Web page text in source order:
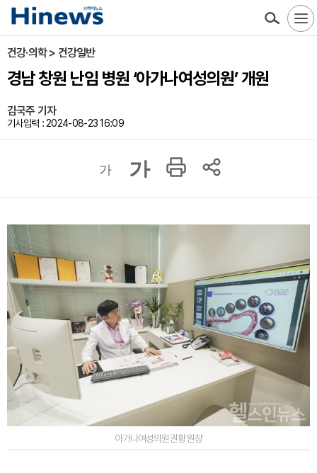
건강·의학 > 건강일반
경남 창원 난임 병원 ‘아가나여성의원’ 개원
김국주 기자
기사입력 : 2024-08-23 16:09
가 가
아가나여성의원권황 원장